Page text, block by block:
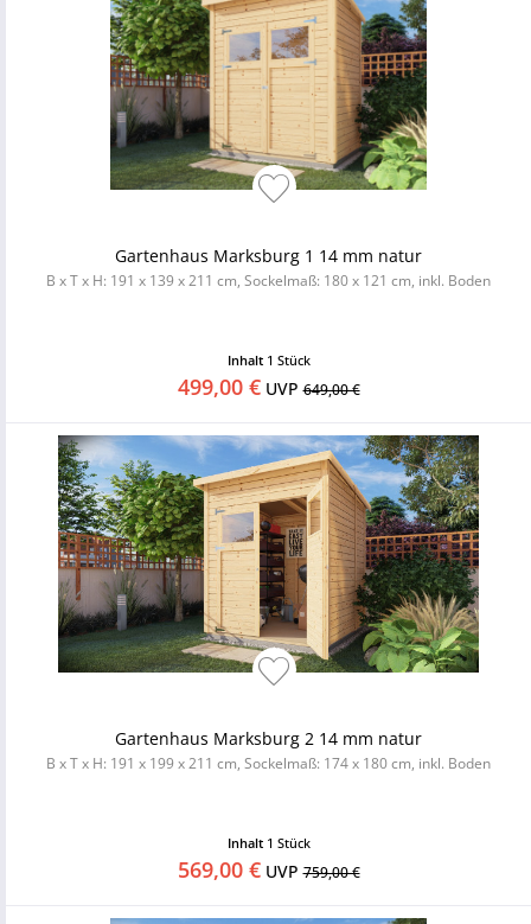
Gartenhaus Marksburg 1 14 mm natur
B x T x H: 191 x 139 x 211 cm, Sockelmaß: 180 x 121 cm, inkl. Boden
Inhalt 1 Stück
499,00 €UVP649,00 €
Gartenhaus Marksburg 2 14 mm natur
B x T x H: 191 x 199 x 211 cm, Sockelmaß: 174 x 180 cm, inkl. Boden
Inhalt 1 Stück
569,00 €UVP759,00 €